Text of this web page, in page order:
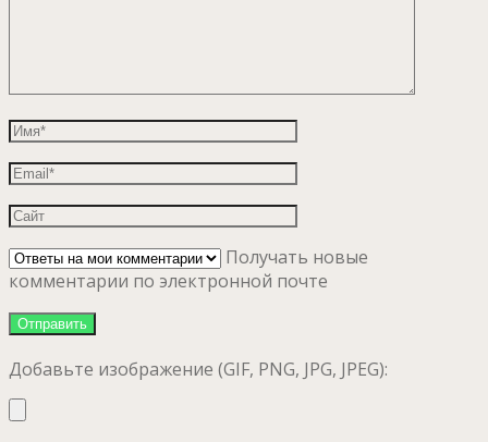
Получать новые
комментарии по электронной почте
Добавьте изображение (GIF, PNG, JPG, JPEG):